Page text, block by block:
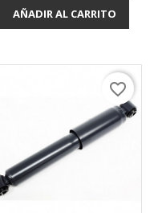
AÑADIR AL CARRITO
favorite_border